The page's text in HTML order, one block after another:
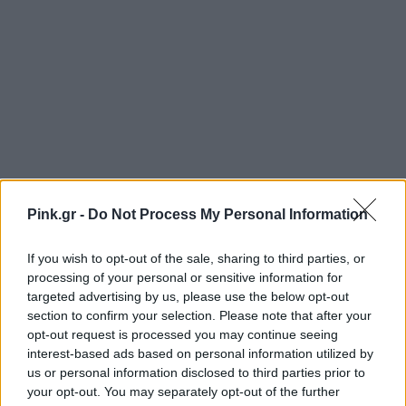
Pink.gr - Do Not Process My Personal Information
If you wish to opt-out of the sale, sharing to third parties, or
processing of your personal or sensitive information for
targeted advertising by us, please use the below opt-out
section to confirm your selection. Please note that after your
opt-out request is processed you may continue seeing
interest-based ads based on personal information utilized by
us or personal information disclosed to third parties prior to
your opt-out. You may separately opt-out of the further
Ακολουθήστε το Pink.gr στοGoogle Newsκαι